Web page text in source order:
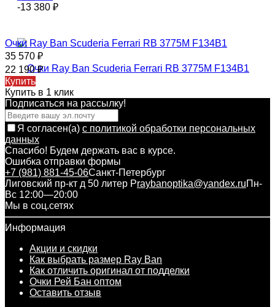
-13 380 ₽
Очки Ray Ban Scuderia Ferrari RB 3775M F134B1
35 570 ₽
22 190₽
Купить
Купить в 1 клик
Подписаться на рассылкy!
Я согласен(a) с политикой обработки персональных
данных
Спасибо! Будем держать вас в курсе.
Ошибка отправки формы
+7 (981) 881-45-06Санкт-Петербург
Лиговский пр-кт д 50 литер Рraybanoptika@yandex.ruПн-
Вс 12:00—20:00
Мы в соц.сетях
Информация
Акции и скидки
Как выбрать размер Ray Ban
Как отличить оригинал от подделки
Очки Рей Бан оптом
Оставить отзыв